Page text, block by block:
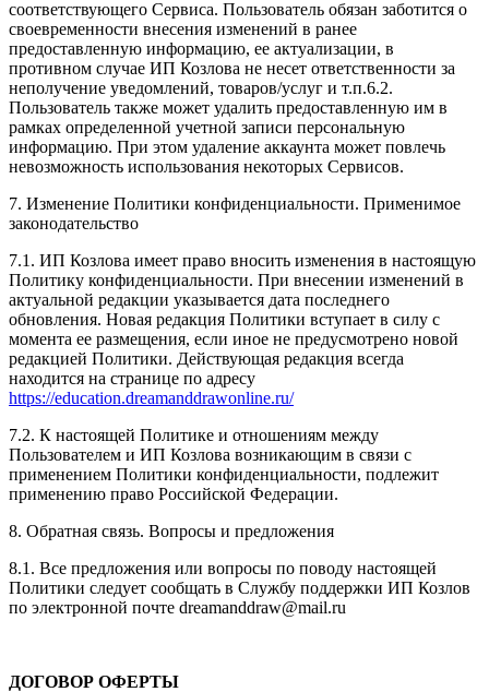
соответствующего Сервиса. Пользователь обязан заботится о
своевременности внесения изменений в ранее
предоставленную информацию, ее актуализации, в
противном случае ИП Козлова не несет ответственности за
неполучение уведомлений, товаров/услуг и т.п.6.2.
Пользователь также может удалить предоставленную им в
рамках определенной учетной записи персональную
информацию. При этом удаление аккаунта может повлечь
невозможность использования некоторых Сервисов.
7. Изменение Политики конфиденциальности. Применимое
законодательство
7.1. ИП Козлова имеет право вносить изменения в настоящую
Политику конфиденциальности. При внесении изменений в
актуальной редакции указывается дата последнего
обновления. Новая редакция Политики вступает в силу с
момента ее размещения, если иное не предусмотрено новой
редакцией Политики. Действующая редакция всегда
находится на странице по адресу
https://education.dreamanddrawonline.ru/
7.2. К настоящей Политике и отношениям между
Пользователем и ИП Козлова возникающим в связи с
применением Политики конфиденциальности, подлежит
применению право Российской Федерации.
8. Обратная связь. Вопросы и предложения
8.1. Все предложения или вопросы по поводу настоящей
Политики следует сообщать в Службу поддержки ИП Козлов
по электронной почте dreamanddraw@mail.ru
ДОГОВОР ОФЕРТЫ